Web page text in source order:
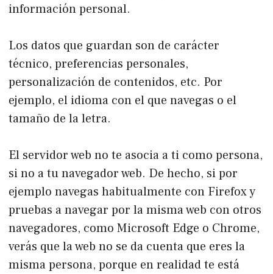
información personal.
Los datos que guardan son de carácter
técnico, preferencias personales,
personalización de contenidos, etc. Por
ejemplo, el idioma con el que navegas o el
tamaño de la letra.
El servidor web no te asocia a ti como persona,
si no a tu navegador web. De hecho, si por
ejemplo navegas habitualmente con Firefox y
pruebas a navegar por la misma web con otros
navegadores, como Microsoft Edge o Chrome,
verás que la web no se da cuenta que eres la
misma persona, porque en realidad te está